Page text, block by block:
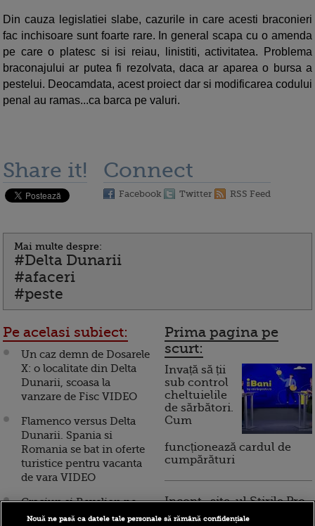
Din cauza legislatiei slabe, cazurile in care acesti braconieri
fac inchisoare sunt foarte rare. In general scapa cu o amenda
pe care o platesc si isi reiau, linistiti, activitatea. Problema
braconajului ar putea fi rezolvata, daca ar aparea o bursa a
pestelui. Deocamdata, acest proiect dar si modificarea codului
penal au ramas...ca barca pe valuri.
Share it! Connect
Facebook Twitter RSS Feed
Mai multe despre:
#Delta Dunarii
#afaceri
#peste
Pe acelasi subiect:
Un caz demn de Dosarele
X: o localitate din Delta
Dunarii, scoasa la
vanzare de Fisc VIDEO
Flamenco versus Delta
Dunarii. Spania si
Romania se bat in oferte
turistice pentru vacanta
de vara VIDEO
Craciun si Revelion pe
litoral si in Delta Dunarii,
Prima pagina pe
scurt:
Invață să ții
sub control
cheltuielile
de sărbători.
Cum
funcționează cardul de
cumpărături
Incont , site-ul Știrile Pro
TV de informații
Nouă ne pasă ca datele tale personale să rămână confidențiale